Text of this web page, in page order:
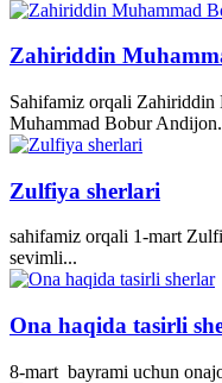
Zahiriddin
Sahifamiz orqali
Muhammad Bobur
Zulfiya sherlari
sahifamiz orqali 1-mart
sevimli...
Ona haqida tasirli
8-mart bayrami uchun